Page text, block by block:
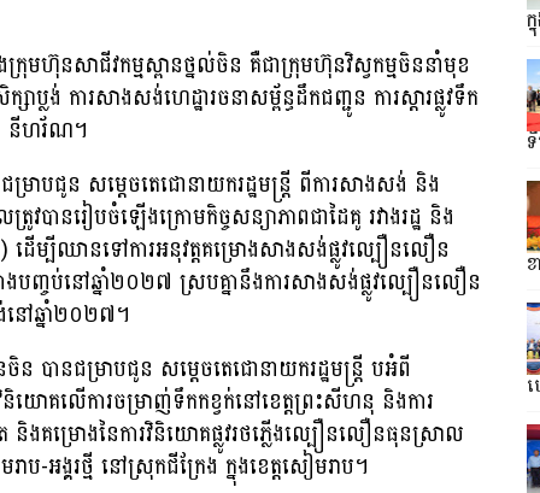
ហ៊ុនសាជីវកម្មស្ពានថ្នល់ចិន គឺជាក្រុមហ៊ុនវិស្វកម្មចិននាំមុខ
ប្លង់ ការសាងសង់ហេដ្ឋារចនាសម្ព័ន្ធដឹកជញ្ជូន ការស្តារផ្លូវទឹក
នីហរ័ណ។
ម្រាបជូន សម្តេចតេជោនាយករដ្ឋមន្រ្តី ពីការសាងសង់ និង
វបានរៀបចំឡើងក្រោមកិច្ចសន្យាភាពជាដៃគូ រវាងរដ្ឋ និង
បីឈានទៅការអនុវត្តគម្រោងសាងសង់ផ្លូវល្បឿនលឿន
បញ្ចប់នៅឆ្នាំ២០២៧ ស្របគ្នានឹងការសាងសង់ផ្លូវល្បឿនលឿន
ៅឆ្នាំ២០២៧។
ានជម្រាបជូន សម្តេចតេជោនាយករដ្ឋមន្រ្តី បអំពី
យោគលើការចម្រាញ់ទឹកកខ្វក់នៅខេត្តព្រះសីហនុ និងការ
ងគម្រោងនៃការវិនិយោគផ្លូវរថភ្លើងល្បឿនលឿនធុនស្រាល
ប-អង្គរថ្មី នៅស្រុកជីក្រែង ក្នុងខេត្តសៀមរាប។
ក្